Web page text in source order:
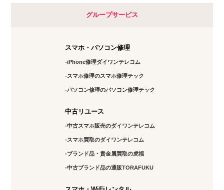
グループサービス
スマホ・パソコン修理
iPhone修理ダイワンテレコム
スマホ修理のスマホ修理テック
パソコン修理のパソコン修理テック
中古リユース
中古スマホ販売のダイワンテレコム
スマホ買取のダイワンテレコム
ブランド品・貴金属買取の虎福
中古ブランド品の通販TORAFUKU